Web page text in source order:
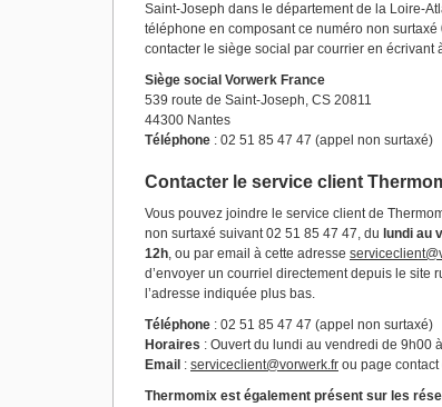
Saint-Joseph dans le département de la Loire-
téléphone en composant ce numéro non
contacter le siège social par courrier en écrivant
Siège social Vorwerk France
539 route de Saint-Joseph, CS 20811
44300 Nantes
Téléphone : 02 51 85 47 47 (appel non surtaxé)
Contacter le service client
Vous pouvez joindre le service client de
non surtaxé suivant 02 51 85 47 47, du lundi au
12h, ou par email à cette adresse
d’envoyer un courriel directement depuis le site
l’adresse indiquée plus bas.
Téléphone : 02 51 85 47 47 (appel non surtaxé)
Horaires : Ouvert du lundi au vendredi de 9h00
Email : serviceclient@vorwerk.fr ou page
Thermomix est également présent sur les